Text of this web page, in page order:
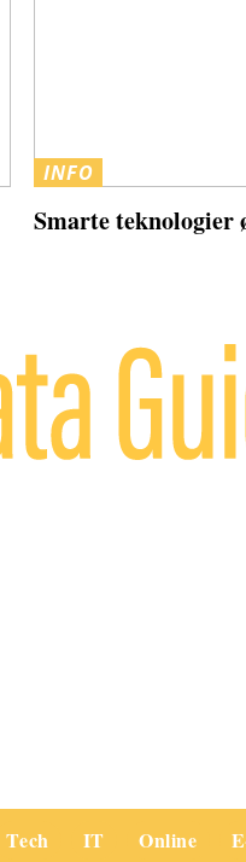
INFO
Smarte teknologier
Tech IT Online